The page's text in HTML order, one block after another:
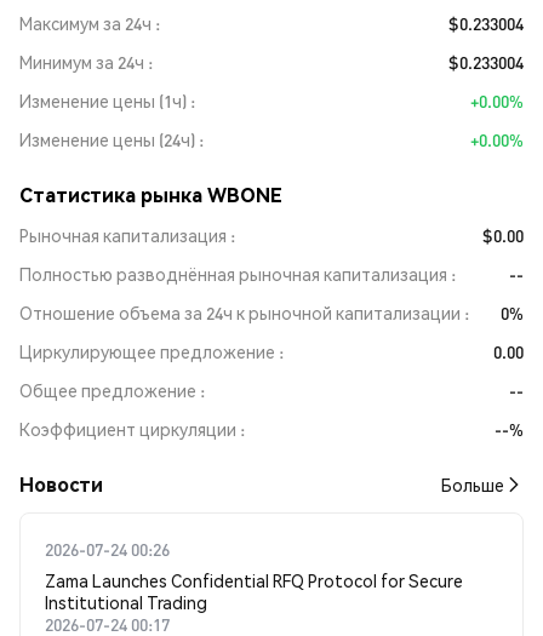
Максимум за 24ч
$0.233004
Минимум за 24ч
$0.233004
Изменение цены (1ч)
+0.00%
Изменение цены (24ч)
+0.00%
Статистика рынка WBONE
Рыночная капитализация
$0.00
Полностью разводнённая рыночная капитализация
--
Отношение объема за 24ч к рыночной капитализации
0%
Циркулирующее предложение
0.00
Общее предложение
--
Коэффициент циркуляции
--%
Новости Больше
2026-07-24 00:26
Zama Launches Confidential RFQ Protocol for Secure
Institutional Trading
2026-07-24 00:17